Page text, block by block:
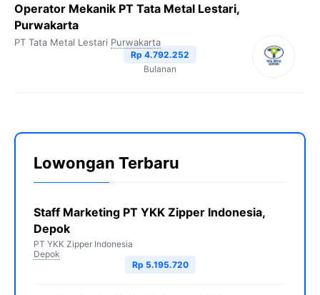
Operator Mekanik PT Tata Metal Lestari,
Purwakarta
PT Tata Metal Lestari Purwakarta
Rp 4.792.252
Bulanan
Lowongan Terbaru
Staff Marketing PT YKK Zipper Indonesia,
Depok
PT YKK Zipper Indonesia
Depok
Rp 5.195.720